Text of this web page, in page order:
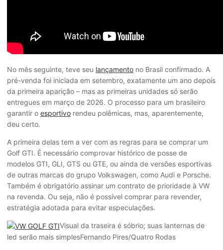
No mês seguinte, teve seu lançamento no Brasil confirmado. A
pré-venda foi iniciada em setembro, exatamente um ano depois
da primeira aparição – mas as primeiras unidades só serão
entregues em março de 2026. O processo para um brasileiro
garantir o esportivo rendeu polêmicas, mas, aparentemente,
deu certo.
A primeira delas tem a ver com as regras para se comprar um
Golf GTI. É necessário comprovar histórico de posse de
modelos GTI, GLI, GTS ou GTE, ou ainda de versões esportivas
de outras marcas do grupo Volkswagen, como Audi e Porsche.
Também é obrigatório assinar um contrato de prioridade à VW
na revenda. Ou seja, não é possível comprar para revender,
estratégia adotada para evitar especulações.
Visual da traseira é sóbrio; suas lanternas de
led serão mais simplesFernando Pires/Quatro Rodas